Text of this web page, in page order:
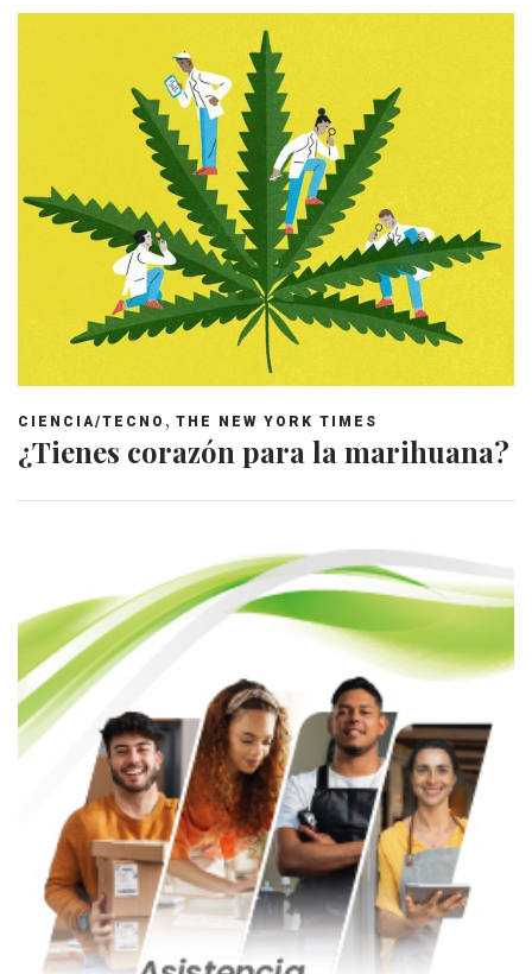
CIENCIA/TECNO , THE NEW YORK TIMES
¿Tienes corazón para la marihuana?